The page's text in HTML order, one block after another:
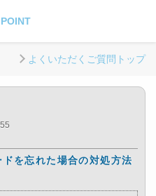
よくいただくご質問トップ
を忘れた場合の対処方法